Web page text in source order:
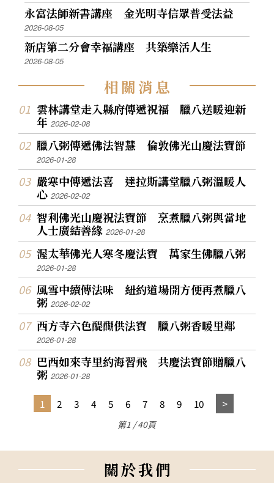
永富法師新書講座 金光明寺信眾普受法益
2026-08-05
新店第二分會幸福講座 共築樂活人生
2026-08-05
相關消息
雲林講堂走入縣府傳遞祝福 臘八送暖迎新
年2026-02-08
臘八粥傳遞佛法智慧 倫敦佛光山慶法寶節
2026-01-28
嚴寒中傳遞法喜 達拉斯講堂臘八粥溫暖人
心2026-02-02
智利佛光山慶祝法寶節 烹煮臘八粥與當地
人士廣結善緣2026-01-28
渥太華佛光人寒冬慶法寶 萬家生佛臘八粥
2026-01-28
風雪中續傳法味 紐約道場開方便再煮臘八
粥2026-02-02
西方寺六色醍醐供法寶 臘八粥香暖里鄰
2026-01-28
巴西如來寺里約海習飛 共慶法寶節贈臘八
粥2026-01-28
1 2 3 4 5 6 7 8 9 10
第1 / 40頁
關於我們